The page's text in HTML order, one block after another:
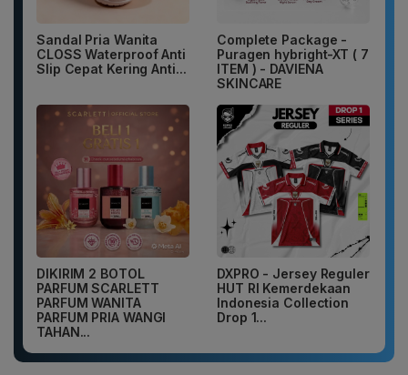
Sandal Pria Wanita
CLOSS Waterproof Anti
Slip Cepat Kering Anti...
Complete Package -
Puragen hybright-XT ( 7
ITEM ) - DAVIENA
SKINCARE
DIKIRIM 2 BOTOL
PARFUM SCARLETT
PARFUM WANITA
PARFUM PRIA WANGI
TAHAN...
DXPRO - Jersey Reguler
HUT RI Kemerdekaan
Indonesia Collection
Drop 1...